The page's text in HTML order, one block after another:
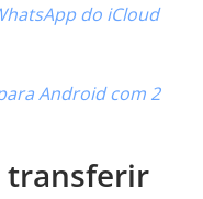
do iCloud
Android com 2
transferir